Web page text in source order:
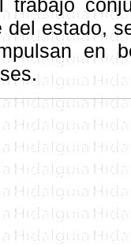
trabajo
del estado,
en